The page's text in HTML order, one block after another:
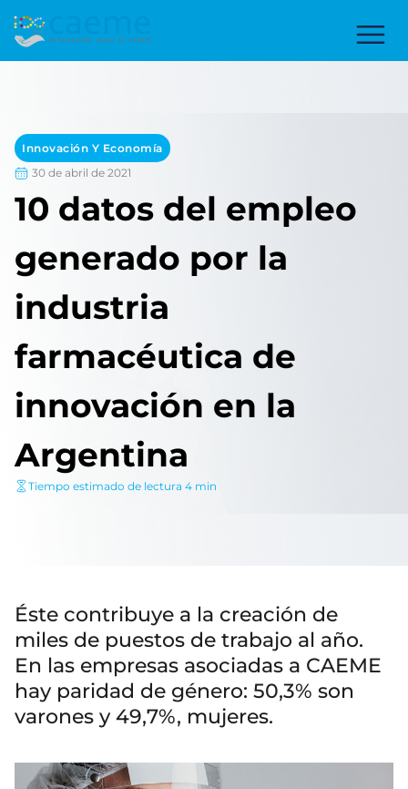
Innovación Y Economía
30 de abril de 2021
10 datos del empleo
generado por la
industria
farmacéutica de
innovación en la
Argentina
Tiempo estimado de lectura 4 min
Éste contribuye a la creación de
miles de puestos de trabajo al año.
En las empresas asociadas a CAEME
hay paridad de género: 50,3% son
varones y 49,7%, mujeres.